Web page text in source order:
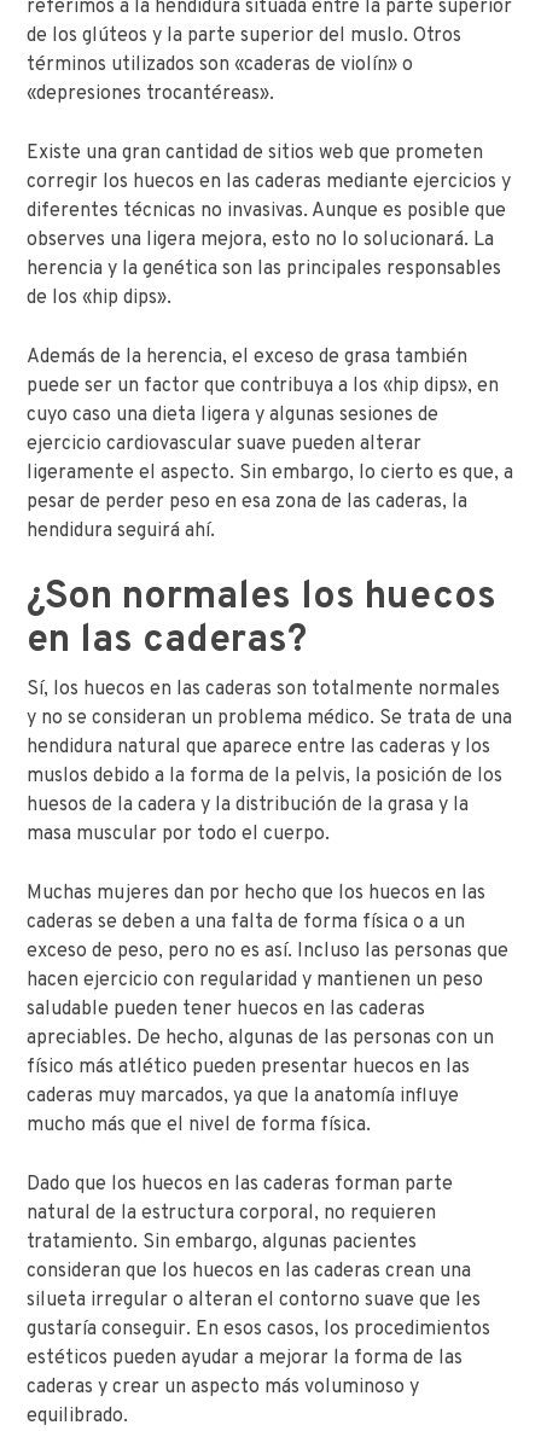
referimos a la hendidura situada entre la parte superior
de los glúteos y la parte superior del muslo. Otros
términos utilizados son «caderas de violín» o
«depresiones trocantéreas».
Existe una gran cantidad de sitios web que prometen
corregir los huecos en las caderas mediante ejercicios y
diferentes técnicas no invasivas. Aunque es posible que
observes una ligera mejora, esto no lo solucionará. La
herencia y la genética son las principales responsables
de los «hip dips».
Además de la herencia, el exceso de grasa también
puede ser un factor que contribuya a los «hip dips», en
cuyo caso una dieta ligera y algunas sesiones de
ejercicio cardiovascular suave pueden alterar
ligeramente el aspecto. Sin embargo, lo cierto es que, a
pesar de perder peso en esa zona de las caderas, la
hendidura seguirá ahí.
¿Son normales los huecos
en las caderas?
Sí, los huecos en las caderas son totalmente normales
y no se consideran un problema médico. Se trata de una
hendidura natural que aparece entre las caderas y los
muslos debido a la forma de la pelvis, la posición de los
huesos de la cadera y la distribución de la grasa y la
masa muscular por todo el cuerpo.
Muchas mujeres dan por hecho que los huecos en las
caderas se deben a una falta de forma física o a un
exceso de peso, pero no es así. Incluso las personas que
hacen ejercicio con regularidad y mantienen un peso
saludable pueden tener huecos en las caderas
apreciables. De hecho, algunas de las personas con un
físico más atlético pueden presentar huecos en las
caderas muy marcados, ya que la anatomía influye
mucho más que el nivel de forma física.
Dado que los huecos en las caderas forman parte
natural de la estructura corporal, no requieren
tratamiento. Sin embargo, algunas pacientes
consideran que los huecos en las caderas crean una
silueta irregular o alteran el contorno suave que les
gustaría conseguir. En esos casos, los procedimientos
estéticos pueden ayudar a mejorar la forma de las
caderas y crear un aspecto más voluminoso y
equilibrado.